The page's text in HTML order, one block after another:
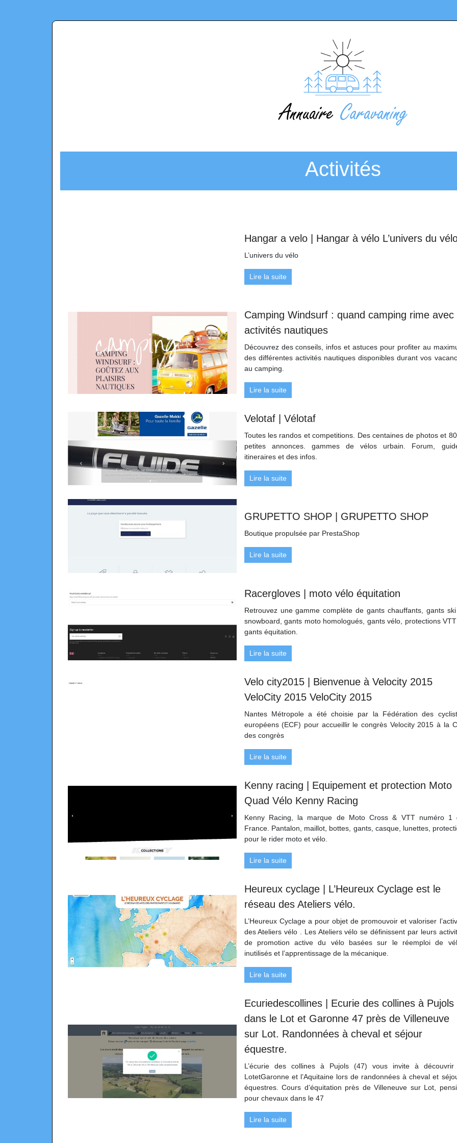
Activités
Hangar a velo | Hangar à vélo L’univers du
L’univers du vélo
Lire la suite
Camping Windsurf : quand camping rime avec
activités nautiques
Découvrez des conseils, infos et astuces pour profiter au
des différentes activités nautiques disponibles durant vos
au camping.
Lire la suite
Velotaf | Vélotaf
Toutes les randos et competitions. Des centaines de photos et
petites annonces. gammes de vélos urbain. Forum,
itineraires et des infos.
Lire la suite
GRUPETTO SHOP | GRUPETTO SHOP
Boutique propulsée par PrestaShop
Lire la suite
Racergloves | moto vélo équitation
Retrouvez une gamme complète de gants chauffants, gants
snowboard, gants moto homologués, gants vélo, protections
gants équitation.
Lire la suite
Velo city2015 | Bienvenue à Velocity 2015
VeloCity 2015 VeloCity 2015
Nantes Métropole a été choisie par la Fédération des
européens (ECF) pour accueillir le congrès Velocity 2015 à la
des congrès
Lire la suite
Kenny racing | Equipement et protection Moto
Quad Vélo Kenny Racing
Kenny Racing, la marque de Moto Cross & VTT numéro 1
France. Pantalon, maillot, bottes, gants, casque, lunettes,
pour le rider moto et vélo.
Lire la suite
Heureux cyclage | L’Heureux Cyclage est le
réseau des Ateliers vélo.
L’Heureux Cyclage a pour objet de promouvoir et valoriser
des Ateliers vélo . Les Ateliers vélo se définissent par leurs
de promotion active du vélo basées sur le réemploi de
inutilisés et l’apprentissage de la mécanique.
Lire la suite
Ecuriedes­col­li­nes | Ecurie des collines à Pujols
dans le Lot et Garonne 47 près de Villeneuve
sur Lot. Randonnées à cheval et séjour
équestre.
L’écurie des collines à Pujols (47) vous invite à
LotetGaronne et l’Aquitaine lors de randonnées à cheval et
équestres. Cours d’équitation près de Villeneuve sur Lot,
pour chevaux dans le 47
Lire la suite